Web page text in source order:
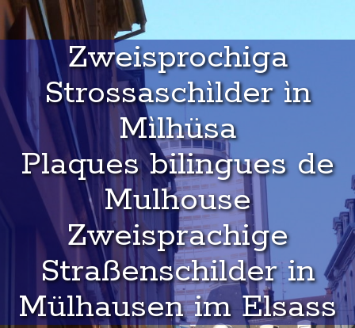
Zweisprochiga
Strossaschìlder ìn
Mìlhüsa
Plaques bilingues de
Mulhouse
Zweisprachige
Straßenschilder in
Mülhausen im Elsass